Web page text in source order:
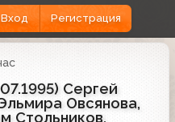
Вход Регистрация
Сергей
Овсянова,
Стольников,